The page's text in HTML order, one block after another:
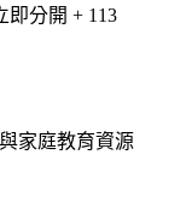
即分開 + 113
家庭教育資源